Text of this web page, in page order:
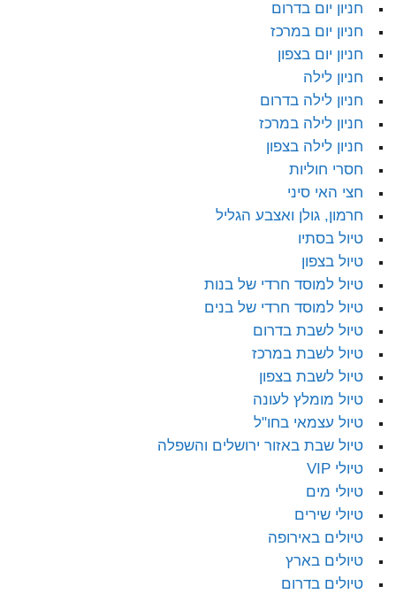
חניון יום בדרום
חניון יום במרכז
חניון יום בצפון
חניון לילה
חניון לילה בדרום
חניון לילה במרכז
חניון לילה בצפון
חסרי חוליות
חצי האי סיני
חרמון, גולן ואצבע הגליל
טיול בסתיו
טיול בצפון
טיול למוסד חרדי של בנות
טיול למוסד חרדי של בנים
טיול לשבת בדרום
טיול לשבת במרכז
טיול לשבת בצפון
טיול מומלץ לעונה
טיול עצמאי בחו"ל
טיול שבת באזור ירושלים והשפלה
טיולי VIP
טיולי מים
טיולי שירים
טיולים באירופה
טיולים בארץ
טיולים בדרום